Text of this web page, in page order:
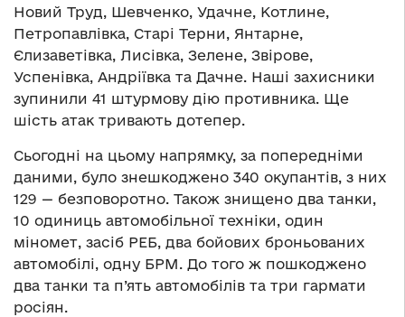
Новий Труд, Шевченко, Удачне, Котлине,
Петропавлівка, Старі Терни, Янтарне,
Єлизаветівка, Лисівка, Зелене, Звірове,
Успенівка, Андріївка та Дачне. Наші захисники
зупинили 41 штурмову дію противника. Ще
шість атак тривають дотепер.
Сьогодні на цьому напрямку, за попередніми
даними, було знешкоджено 340 окупантів, з них
129 — безповоротно. Також знищено два танки,
10 одиниць автомобільної техніки, один
міномет, засіб РЕБ, два бойових броньованих
автомобілі, одну БРМ. До того ж пошкоджено
два танки та п’ять автомобілів та три гармати
росіян.